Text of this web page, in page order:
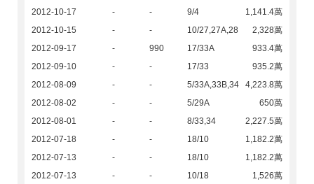
2012-10-17
- - 9/4
1,141.4萬
2012-10-15
- - 10/27,27A,28
2,328萬
2012-09-17
- 990 17/33A
933.4萬
2012-09-10
- - 17/33
935.2萬
2012-08-09
- - 5/33A,33B,34
4,223.8萬
2012-08-02
- - 5/29A
650萬
2012-08-01
- - 8/33,34
2,227.5萬
2012-07-18
- - 18/10
1,182.2萬
2012-07-13
- - 18/10
1,182.2萬
2012-07-13
- - 10/18
1,526萬